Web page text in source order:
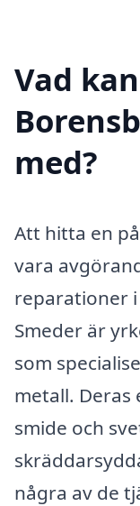
Vad
med?
Att hitta en
vara
reparationer
Smeder är
som
metall. Deras
smide och
några av de